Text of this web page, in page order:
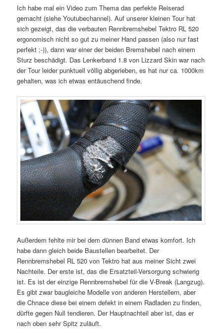
Ich habe mal ein Video zum Thema das perfekte Reiserad
gemacht (siehe Youtubechannel). Auf unserer kleinen Tour hat
sich gezeigt, das die verbauten Rennbremshebel Tektro RL 520
ergonomisch nicht so gut zu meiner Hand passen (also nur fast
perfekt ;-)), dann war einer der beiden Bremshebel nach einem
Sturz beschädigt. Das Lenkerband 1.8 von Lizzard Skin war nach
der Tour leider punktuell völlig abgerieben, es hat nur ca. 1000km
gehalten, was ich etwas entäuschend finde.
Außerdem fehlte mir bei dem dünnen Band etwas komfort. Ich
habe dann gleich beide Baustellen bearbeitet. Der
Rennbremshebel RL 520 von Tektro hat aus meiner Sicht zwei
Nachteile. Der erste ist, das die Ersatzteil-Versorgung schwierig
ist. Es ist der einzige Rennbremshebel für die V-Break (Langzug).
Es gibt zwar baugleiche Modelle von anderen Herstellern, aber
die Chnace diese bei einem defekt in einem Radladen zu finden,
dürfte gegen Null tendieren. Der Hauptnachteil aber ist, das er
nach oben sehr Spitz zuläuft.